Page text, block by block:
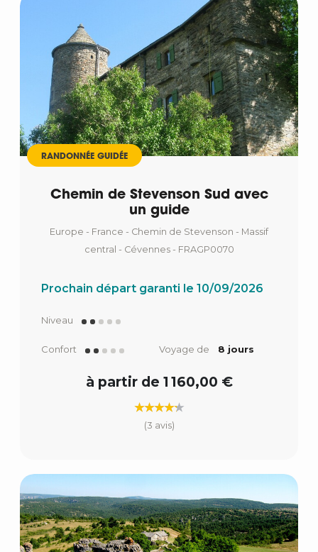
RANDONNÉE GUIDÉE
Chemin de Stevenson Sud avec
un guide
Europe - France - Chemin de Stevenson - Massif
central - Cévennes - FRAGP0070
Prochain départ garanti le 10/09/2026
Niveau
Confort Voyage de 8 jours
à partir de 1 160,00 €
(3 avis)